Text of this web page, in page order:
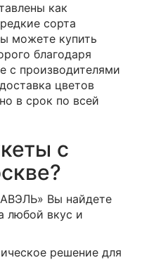
как
сорта
можете купить
благодаря
с производителями
цветов
в срок по всей
с
Вы найдете
любой вкус и
решение для